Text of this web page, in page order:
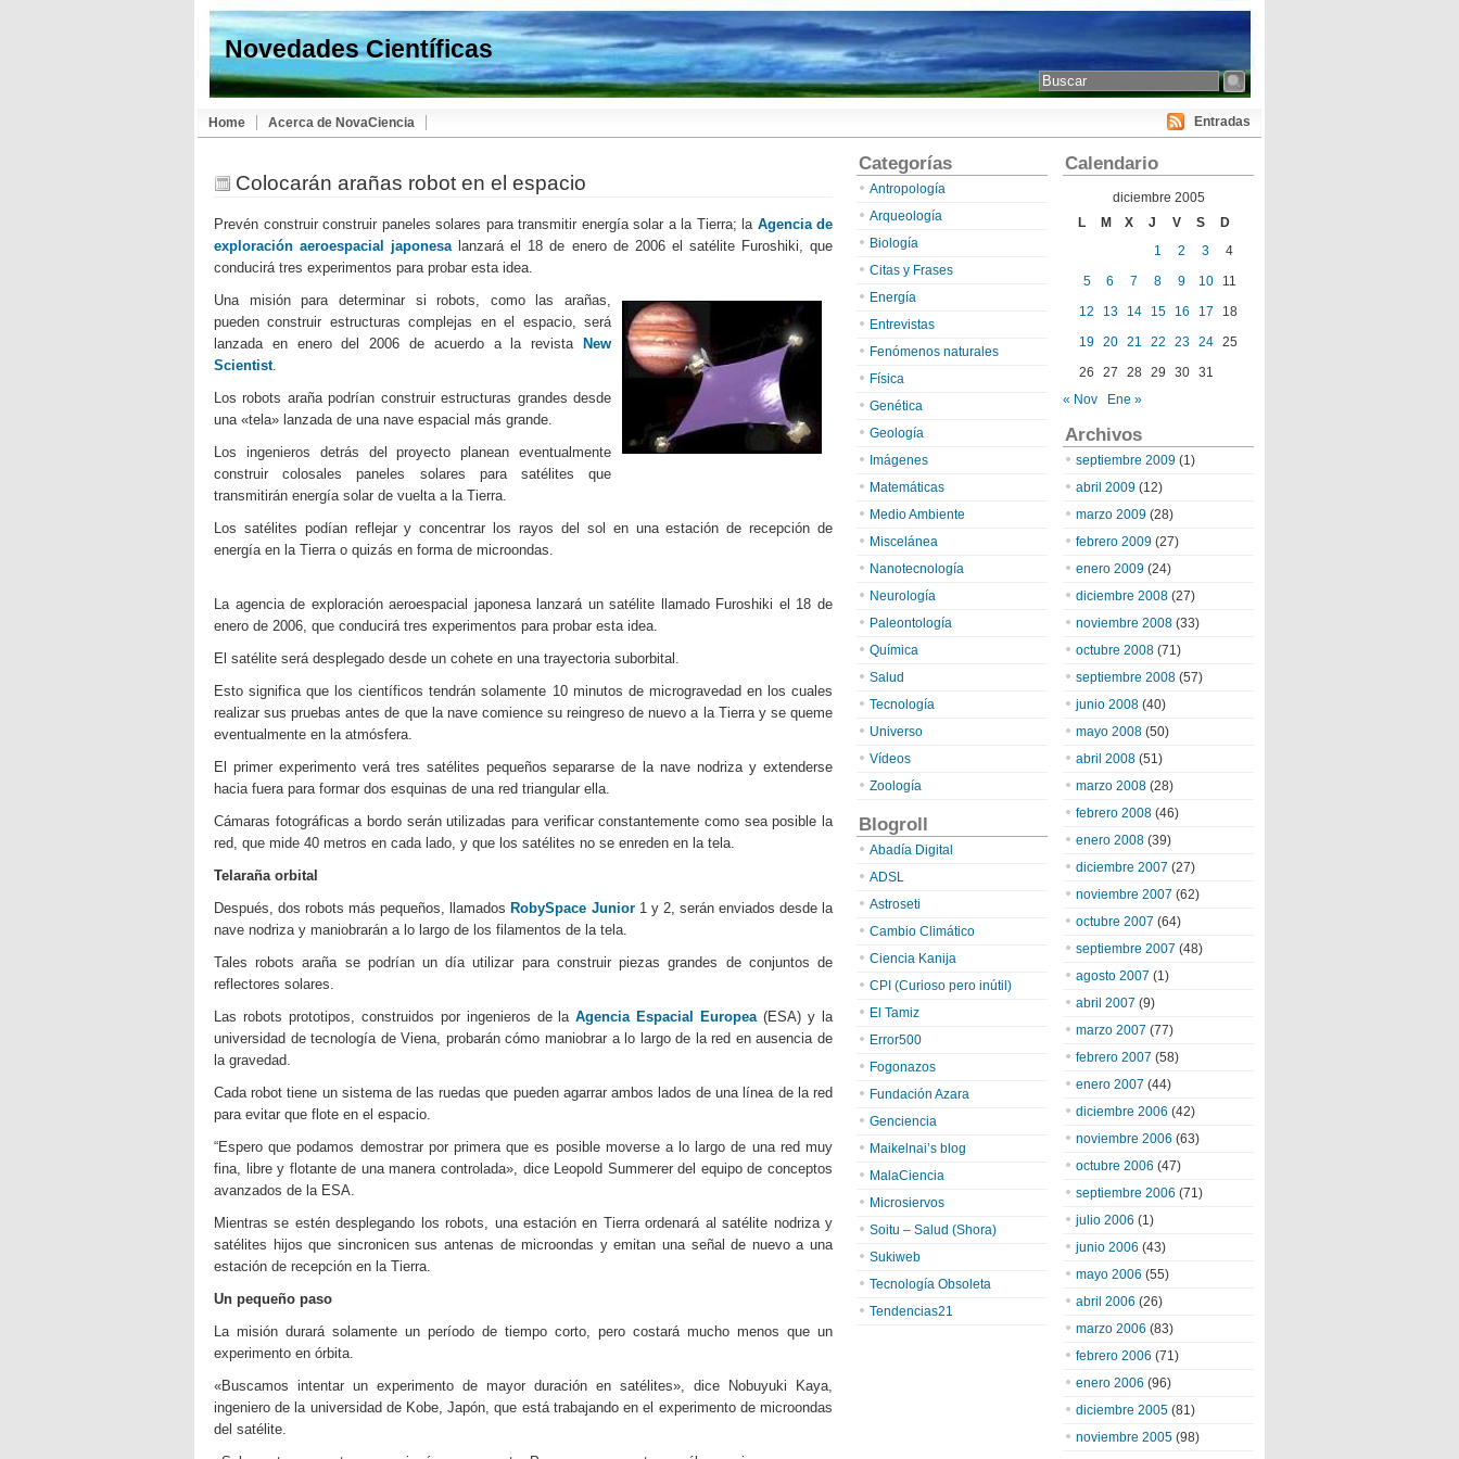
Novedades Científicas
Entradas
Home Acerca de NovaCiencia
Colocarán arañas robot en el espacio
Prevén construir construir paneles solares para transmitir energía solar a la Tierra; la Agencia de
exploración aeroespacial japonesalanzará el 18 de enero de 2006 el satélite Furoshiki, que
conducirá tres experimentos para probar esta idea.
Una misión para determinar si robots, como las arañas,
pueden construir estructuras complejas en el espacio, será
lanzada en enero del 2006 de acuerdo a la revista
New
Scientist.
Los robots araña podrían construir estructuras grandes desde
una «tela» lanzada de una nave espacial más grande.
Los ingenieros detrás del proyecto planean eventualmente
construir colosales paneles solares para satélites que
transmitirán energía solar de vuelta a la Tierra.
Los satélites podían reflejar y concentrar los rayos del sol en una estación de recepción de
energía en la Tierra o quizás en forma de microondas.
La agencia de exploración aeroespacial japonesa lanzará un satélite llamado Furoshiki el 18 de
enero de 2006, que conducirá tres experimentos para probar esta idea.
El satélite será desplegado desde un cohete en una trayectoria suborbital.
Esto significa que los científicos tendrán solamente 10 minutos de microgravedad en los cuales
realizar sus pruebas antes de que la nave comience su reingreso de nuevo a la Tierra y se queme
eventualmente en la atmósfera.
El primer experimento verá tres satélites pequeños separarse de la nave nodriza y extenderse
hacia fuera para formar dos esquinas de una red triangular ella.
Cámaras fotográficas a bordo serán utilizadas para verificar constantemente como sea posible la
red, que mide 40 metros en cada lado, y que los satélites no se enreden en la tela.
Telaraña orbital
Después, dos robots más pequeños, llamados RobySpace Junior1 y 2, serán enviados desde la
nave nodriza y maniobrarán a lo largo de los filamentos de la tela.
Tales robots araña se podrían un día utilizar para construir piezas grandes de conjuntos de
reflectores solares.
Las robots prototipos, construidos por ingenieros de laAgencia Espacial Europea(ESA) y la
universidad de tecnología de Viena, probarán cómo maniobrar a lo largo de la red en ausencia de
la gravedad.
Cada robot tiene un sistema de las ruedas que pueden agarrar ambos lados de una línea de la red
para evitar que flote en el espacio.
“Espero que podamos demostrar por primera que es posible moverse a lo largo de una red muy
fina, libre y flotante de una manera controlada», dice Leopold Summerer del equipo de conceptos
avanzados de la ESA.
Mientras se estén desplegando los robots, una estación en Tierra ordenará al satélite nodriza y
satélites hijos que sincronicen sus antenas de microondas y emitan una señal de nuevo a una
estación de recepción en la Tierra.
Un pequeño paso
La misión durará solamente un período de tiempo corto, pero costará mucho menos que un
experimento en órbita.
«Buscamos intentar un experimento de mayor duración en satélites», dice Nobuyuki Kaya,
ingeniero de la universidad de Kobe, Japón, que está trabajando en el experimento de microondas
del satélite.
Calendario
diciembre 2005
L
M X J V S
D
1
2 3
4
5
6 7 8 9 10
11
12
13 14 15 16 17
18
19 20 21 22 23 24
25
26
27 28 29 30
31
« Nov
Ene »
Archivos
septiembre 2009 (1)
abril 2009 (12)
marzo 2009 (28)
febrero 2009 (27)
enero 2009 (24)
diciembre 2008 (27)
noviembre 2008 (33)
octubre 2008 (71)
septiembre 2008 (57)
junio 2008 (40)
mayo 2008 (50)
abril 2008 (51)
marzo 2008 (28)
febrero 2008 (46)
enero 2008 (39)
diciembre 2007 (27)
noviembre 2007 (62)
octubre 2007 (64)
septiembre 2007 (48)
agosto 2007 (1)
abril 2007 (9)
marzo 2007 (77)
febrero 2007 (58)
enero 2007 (44)
diciembre 2006 (42)
noviembre 2006 (63)
octubre 2006 (47)
septiembre 2006 (71)
julio 2006 (1)
junio 2006 (43)
mayo 2006 (55)
abril 2006 (26)
marzo 2006 (83)
febrero 2006 (71)
enero 2006 (96)
diciembre 2005 (81)
noviembre 2005 (98)
Categorías
Antropología
Arqueología
Biología
Citas y Frases
Energía
Entrevistas
Fenómenos naturales
Física
Genética
Geología
Imágenes
Matemáticas
Medio Ambiente
Miscelánea
Nanotecnología
Neurología
Paleontología
Química
Salud
Tecnología
Universo
Vídeos
Zoología
Blogroll
Abadía Digital
ADSL
Astroseti
Cambio Climático
Ciencia Kanija
CPI (Curioso pero inútil)
El Tamiz
Error500
Fogonazos
Fundación Azara
Genciencia
Maikelnai’s blog
MalaCiencia
Microsiervos
Soitu – Salud (Shora)
Sukiweb
Tecnología Obsoleta
Tendencias21